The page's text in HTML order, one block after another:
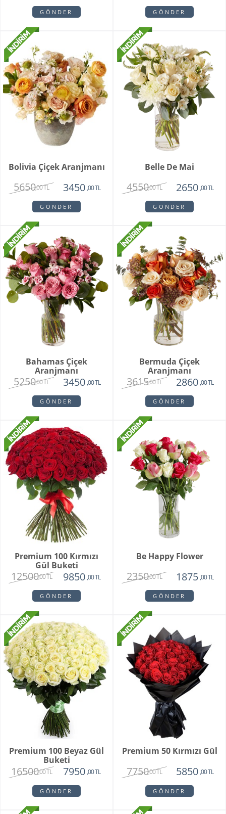
GÖNDER GÖNDER
Bolivia Çiçek Aranjmanı
5650,00 TL 3450 ,00 TL
GÖNDER
Belle De Mai
4550,00 TL 2650 ,00 TL
GÖNDER
Bahamas Çiçek
Aranjmanı
5250,00 TL 3450 ,00 TL
GÖNDER
Bermuda Çiçek
Aranjmanı
3615,00 TL 2860 ,00 TL
GÖNDER
Premium 100 Kırmızı
Gül Buketi
12500,00 TL 9850 ,00 TL
GÖNDER
Be Happy Flower
2350,00 TL 1875 ,00 TL
GÖNDER
Premium 100 Beyaz Gül
Buketi
16500,00 TL 7950 ,00 TL
GÖNDER
Premium 50 Kırmızı Gül
7750,00 TL 5850 ,00 TL
GÖNDER